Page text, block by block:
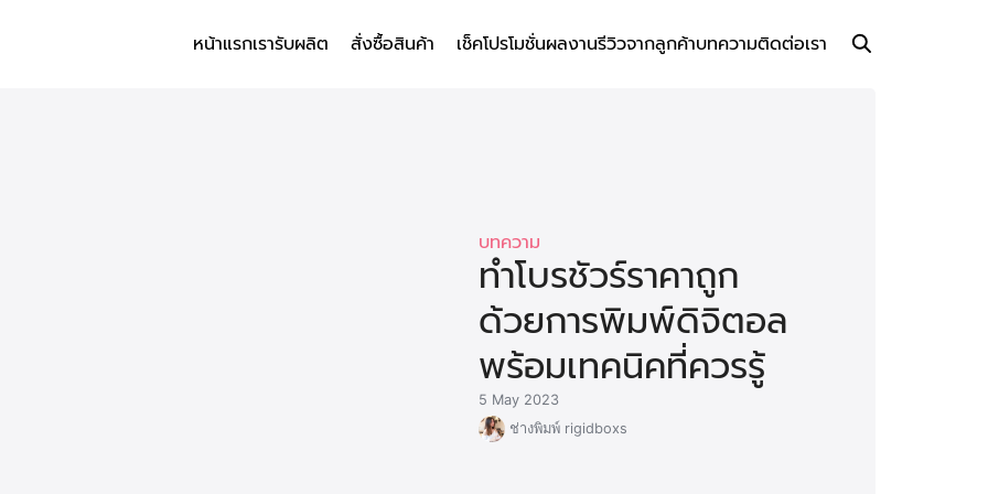
หน้าแรกเรารับผลิต สั่งซื้อสินค้า เช็คโปรโมชั่นผลงานรีวิวจากลูกค้าบทความติดต่อเรา
บทความ
ทําโบรชัวร์ราคาถูก
ด้วยการพิมพ์ดิจิตอล
พร้อมเทคนิคที่ควรรู้
5 May 2023
ช่างพิมพ์ rigidboxs